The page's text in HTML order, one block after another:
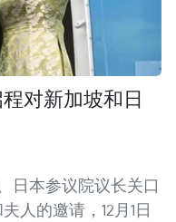
对新加坡和日
日本参议院议长关口
人的邀请，12月1日